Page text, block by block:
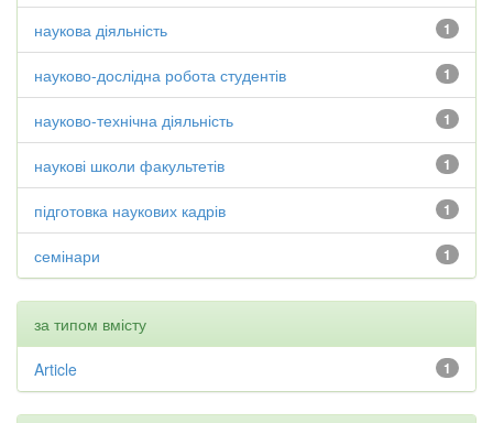
1
наукова діяльність
1
науково-дослідна робота студентів
1
науково-технічна діяльність
1
наукові школи факультетів
1
підготовка наукових кадрів
1
семінари
за типом вмісту
1
Article